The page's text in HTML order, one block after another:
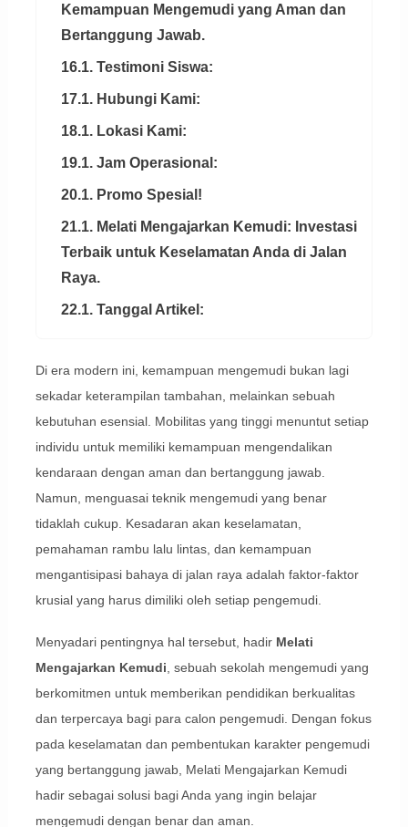
Kemampuan Mengemudi yang Aman dan
Bertanggung Jawab.
16.1. Testimoni Siswa:
17.1. Hubungi Kami:
18.1. Lokasi Kami:
19.1. Jam Operasional:
20.1. Promo Spesial!
21.1. Melati Mengajarkan Kemudi: Investasi
Terbaik untuk Keselamatan Anda di Jalan
Raya.
22.1. Tanggal Artikel:
Di era modern ini, kemampuan mengemudi bukan lagi
sekadar keterampilan tambahan, melainkan sebuah
kebutuhan esensial. Mobilitas yang tinggi menuntut setiap
individu untuk memiliki kemampuan mengendalikan
kendaraan dengan aman dan bertanggung jawab.
Namun, menguasai teknik mengemudi yang benar
tidaklah cukup. Kesadaran akan keselamatan,
pemahaman rambu lalu lintas, dan kemampuan
mengantisipasi bahaya di jalan raya adalah faktor-faktor
krusial yang harus dimiliki oleh setiap pengemudi.
Menyadari pentingnya hal tersebut, hadir Melati
Mengajarkan Kemudi , sebuah sekolah mengemudi yang
berkomitmen untuk memberikan pendidikan berkualitas
dan terpercaya bagi para calon pengemudi. Dengan fokus
pada keselamatan dan pembentukan karakter pengemudi
yang bertanggung jawab, Melati Mengajarkan Kemudi
hadir sebagai solusi bagi Anda yang ingin belajar
mengemudi dengan benar dan aman.